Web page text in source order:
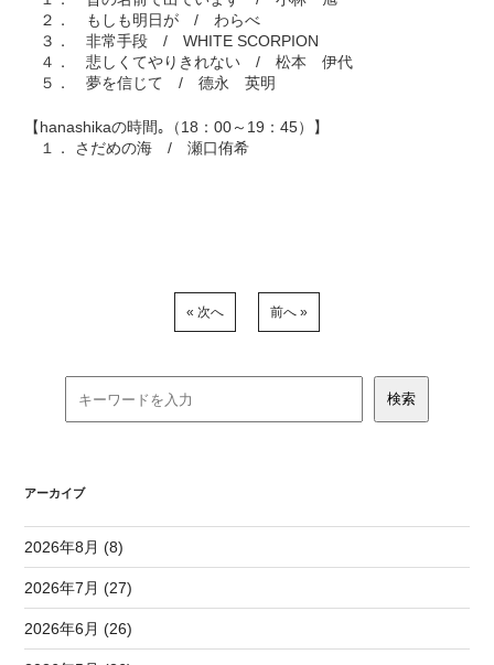
２． もしも明日が / わらべ
３． 非常手段 / WHITE SCORPION
４． 悲しくてやりきれない / 松本 伊代
５． 夢を信じて / 德永 英明
【hanashikaの時間｡（18：00～19：45）】
１． さだめの海 / 瀬口侑希
« 次へ 前へ »
アーカイブ
2026年8月 (8)
2026年7月 (27)
2026年6月 (26)